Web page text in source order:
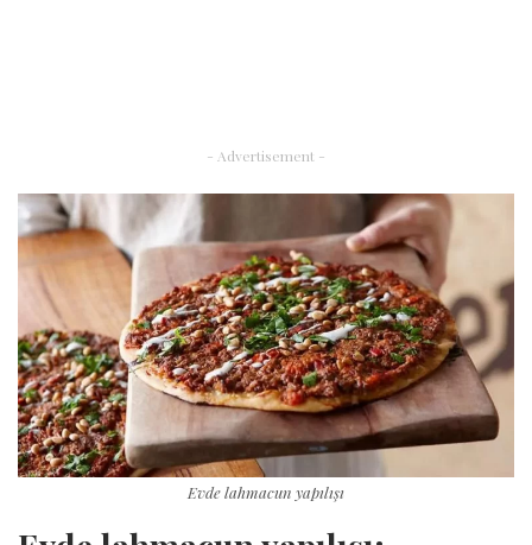
- Advertisement -
Evde lahmacun yapılışı